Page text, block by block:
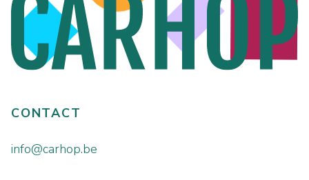
CONTACT
info@carhop.be